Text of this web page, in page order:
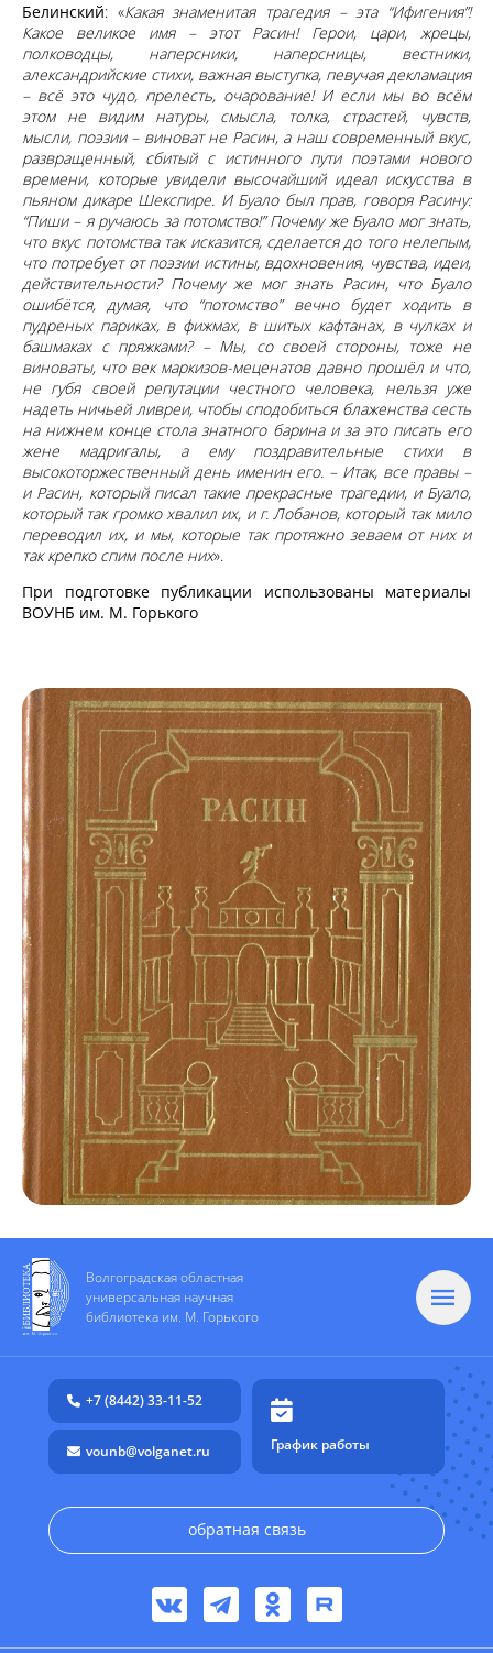
Белинский: «Какая знаменитая трагедия – эта “Ифигения”!
Какое великое имя – этот Расин! Герои, цари, жрецы,
полководцы, наперсники, наперсницы, вестники,
александрийские стихи, важная выступка, певучая декламация
– всё это чудо, прелесть, очарование! И если мы во всём
этом не видим натуры, смысла, толка, страстей, чувств,
мысли, поэзии – виноват не Расин, а наш современный вкус,
развращенный, сбитый с истинного пути поэтами нового
времени, которые увидели высочайший идеал искусства в
пьяном дикаре Шекспире. И Буало был прав, говоря Расину:
“Пиши – я ручаюсь за потомство!” Почему же Буало мог знать,
что вкус потомства так исказится, сделается до того нелепым,
что потребует от поэзии истины, вдохновения, чувства, идеи,
действительности? Почему же мог знать Расин, что Буало
ошибётся, думая, что “потомство” вечно будет ходить в
пудреных париках, в фижмах, в шитых кафтанах, в чулках и
башмаках с пряжками? – Мы, со своей стороны, тоже не
виноваты, что век маркизов-меценатов давно прошёл и что,
не губя своей репутации честного человека, нельзя уже
надеть ничьей ливреи, чтобы сподобиться блаженства сесть
на нижнем конце стола знатного барина и за это писать его
жене мадригалы, а ему поздравительные стихи в
высокоторжественный день именин его. – Итак, все правы –
и Расин, который писал такие прекрасные трагедии, и Буало,
который так громко хвалил их, и г. Лобанов, который так мило
переводил их, и мы, которые так протяжно зеваем от них и
так крепко спим после них».
При подготовке публикации использованы материалы
ВОУНБ им. М. Горького
Волгоградская областная
универсальная научная
библиотека им. М. Горького
+7 (8442) 33-11-52
vounb@volganet.ru График работы
обратная связь